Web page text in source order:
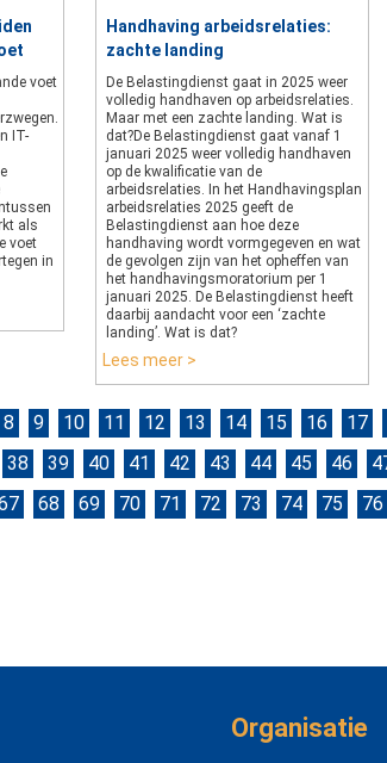
voet
IT-
als
voet
in
Handhaving arbeidsrelaties:
zachte landing
De Belastingdienst gaat in 2025 weer
volledig handhaven op arbeidsrelaties.
Maar met een zachte landing. Wat is
dat?De Belastingdienst gaat vanaf 1
januari 2025 weer volledig handhaven
op de kwalificatie van de
arbeidsrelaties. In het Handhavingsplan
arbeidsrelaties 2025 geeft de
Belastingdienst aan hoe deze
handhaving wordt vormgegeven en wat
de gevolgen zijn van het opheffen van
het handhavingsmoratorium per 1
januari 2025. De Belastingdienst heeft
daarbij aandacht voor een ‘zachte
landing’. Wat is dat?
Lees meer >
8 9 10 11 12 13 14 15 16 17
38 39 40 41 42 43 44 45 46
68 69 70 71 72 73 74 75 76
Organisatie